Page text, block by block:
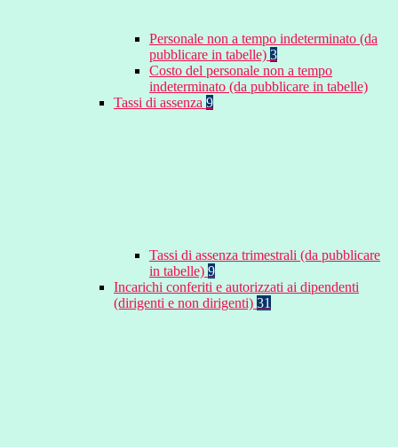
Personale non a tempo indeterminato (da
pubblicare in tabelle) 3
Costo del personale non a tempo
indeterminato (da pubblicare in tabelle)
Tassi di assenza 9
Tassi di assenza trimestrali (da pubblicare
in tabelle) 9
Incarichi conferiti e autorizzati ai dipendenti
(dirigenti e non dirigenti) 31